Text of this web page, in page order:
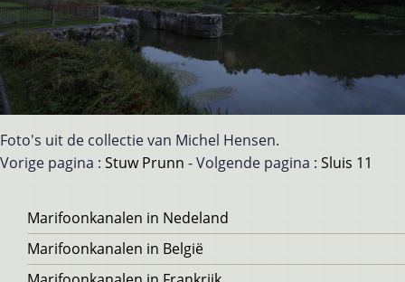
Foto's uit de collectie van Michel Hensen.
Vorige pagina : Stuw Prunn - Volgende pagina : Sluis 11
Voet
Marifoonkanalen in Nedeland
Marifoonkanalen in België